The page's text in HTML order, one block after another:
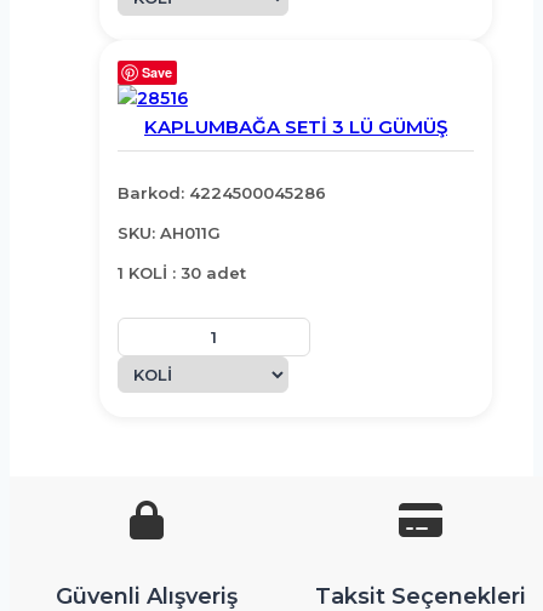
Save
KAPLUMBAĞA SETİ 3 LÜ GÜMÜŞ
Barkod: 4224500045286
SKU: AH011G
1 KOLİ : 30 adet
Güvenli Alışveriş Taksit Seçenekleri